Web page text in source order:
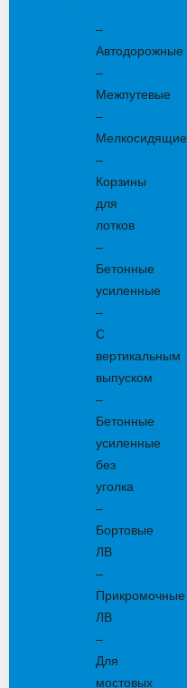
–
Автодорожные
–
Межпутевые
–
Мелкосидящие
–
Корзины
для
лотков
–
Бетонные
усиленные
–
С
вертикальным
выпуском
–
Бетонные
усиленные
без
уголка
–
Бортовые
ЛВ
–
Прикромочные
ЛВ
–
Для
мостовых